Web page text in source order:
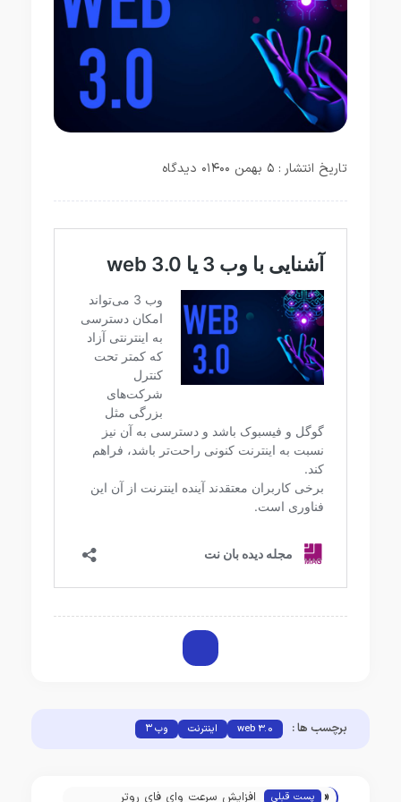
تاریخ انتشار : ۵ بهمن ۱۴۰۰ ۰ دیدگاه
برچسب ها : web 3.0 اینترنت وب ۳
« پست قبلی
افزایش سرعت وای فای روتر